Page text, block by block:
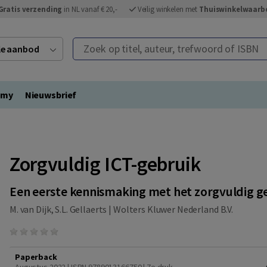
verzending in NL vanaf € 20,- Veilig winkelen met
aanbod Zoek op titel, auteur, trefwoord of ISBN
Nieuwsbrief
Zorgvuldig ICT-gebruik
Een eerste kennismaking met het zorgvuldig
M. van Dijk, S.L. Gellaerts | Wolters Kluwer Nederland B.V.
Paperback